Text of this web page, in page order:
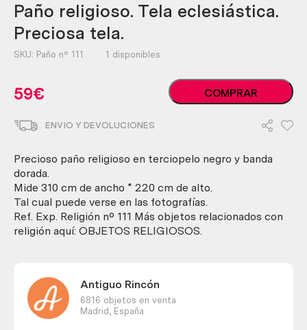
Paño religioso. Tela eclesiástica.
Preciosa tela.
SKU: Paño nº 111 1 disponibles
59€
Paño
religioso.
tela.
COMPRAR
ENVIO Y DEVOLUCIONES
Precioso paño religioso en terciopelo negro y banda
dorada.
Mide 310 cm de ancho * 220 cm de alto.
Tal cual puede verse en las fotografías.
Ref. Exp. Religión nº 111 Más objetos relacionados con
religión aquí: OBJETOS RELIGIOSOS.
Antiguo Rincón
6816 objetos en venta
Madrid,
España